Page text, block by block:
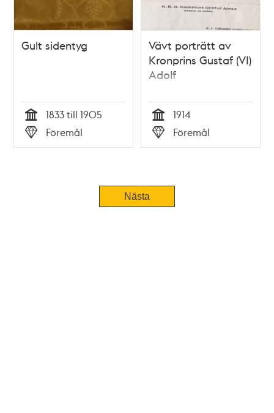
Gult sidentyg
Tid
1833 till 1905
Typ
Föremål
Vävt porträtt av
Kronprins Gustaf (VI)
Adolf
Tid
1914
Typ
Föremål
Nästa